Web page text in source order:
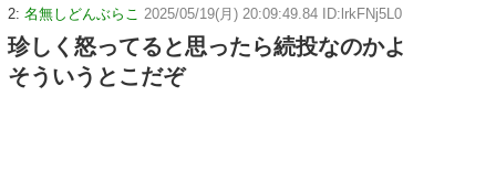
2: 名無しどんぶらこ 2025/05/19(月) 20:09:49.84 ID:lrkFNj5L0
珍しく怒ってると思ったら続投なのかよ
そういうとこだぞ